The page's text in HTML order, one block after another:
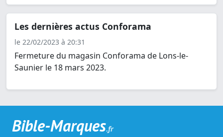
Les dernières actus Conforama
le 22/02/2023 à 20:31
Fermeture du magasin Conforama de Lons-le-
Saunier le 18 mars 2023.
Bible-Marques.fr